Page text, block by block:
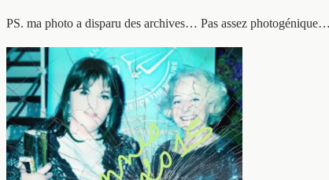
PS. ma photo a disparu des archives… Pas assez